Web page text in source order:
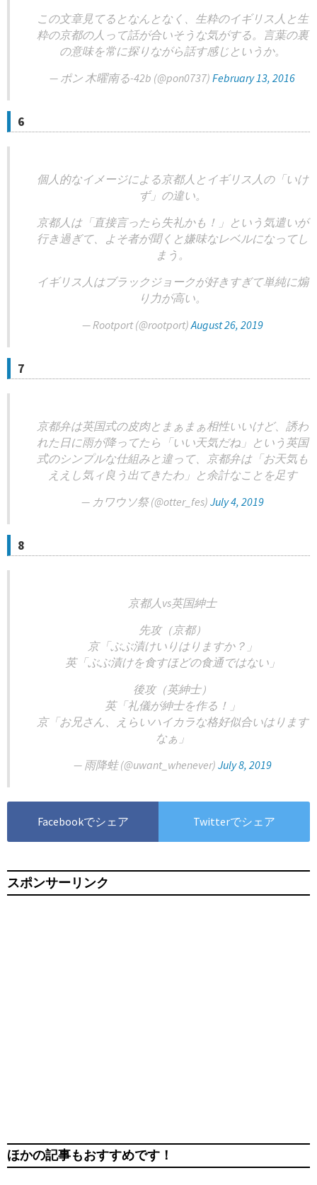
この文章見てるとなんとなく、生粋のイギリス人と生
粋の京都の人って話が合いそうな気がする。言葉の裏
の意味を常に探りながら話す感じというか。
— ポン 木曜南る-42b (@pon0737) February 13, 2016
6
個人的なイメージによる京都人とイギリス人の「いけ
ず」の違い。
京都人は「直接言ったら失礼かも！」という気遣いが
行き過ぎて、よそ者が聞くと嫌味なレベルになってし
まう。
イギリス人はブラックジョークが好きすぎて単純に煽
り力が高い。
— Rootport (@rootport)August 26, 2019
7
京都弁は英国式の皮肉とまぁまぁ相性いいけど、誘わ
れた日に雨が降ってたら「いい天気だね」という英国
式のシンプルな仕組みと違って、京都弁は「お天気も
ええし気ィ良う出てきたわ」と余計なことを足す
— カワウソ祭 (@otter_fes) July 4, 2019
8
京都人vs英国紳士
先攻（京都）
京「ぶぶ漬けいりはりますか？」
英「ぶぶ漬けを食すほどの食通ではない」
後攻（英紳士）
英「礼儀が紳士を作る！」
京「お兄さん、えらいハイカラな格好似合いはります
なぁ」
— 雨降蛙 (@uwant_whenever) July 8, 2019
Facebookでシェア Twitterでシェア
スポンサーリンク
ほかの記事もおすすめです！